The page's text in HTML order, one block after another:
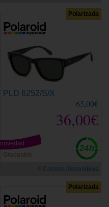
Polarizada
PLD 6252/S/X
65,00€
36,00€
Graduable
novedad
4 Colores disponibles
Polarizada